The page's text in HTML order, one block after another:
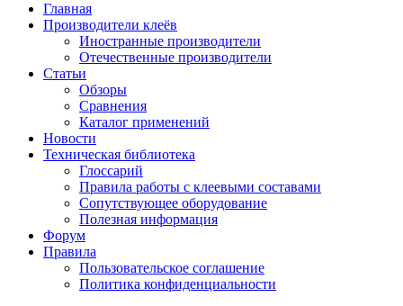
Главная
Производители клеёв
Иностранные производители
Отечественные производители
Статьи
Обзоры
Сравнения
Каталог применений
Новости
Техническая библиотека
Глоссарий
Правила работы с клеевыми составами
Сопутствующее оборудование
Полезная информация
Форум
Правила
Пользовательское соглашение
Политика конфиденциальности